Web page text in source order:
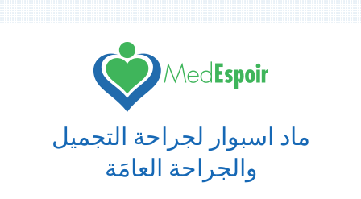
ماد اسبوار لجراحة التجميل
والجراحة العامَة